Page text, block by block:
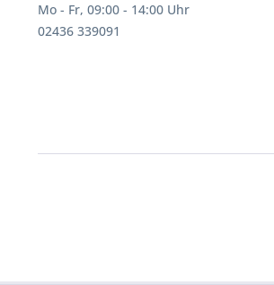
Mo - Fr, 09:00 - 14:00 Uhr
02436 339091